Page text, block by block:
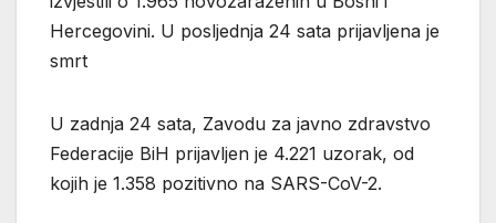
Hercegovini. U posljednja 24 sata prijavljena je
smrt
U zadnja 24 sata, Zavodu za javno zdravstvo
Federacije BiH prijavljen je 4.221 uzorak, od
kojih je 1.358 pozitivno na SARS-CoV-2.